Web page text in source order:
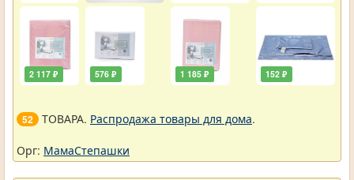
2 117 ₽ 576 ₽ 1 185 ₽ 152 ₽
52 ТОВАРА. Распродажа товары для дома.
Орг: МамаСтепашки